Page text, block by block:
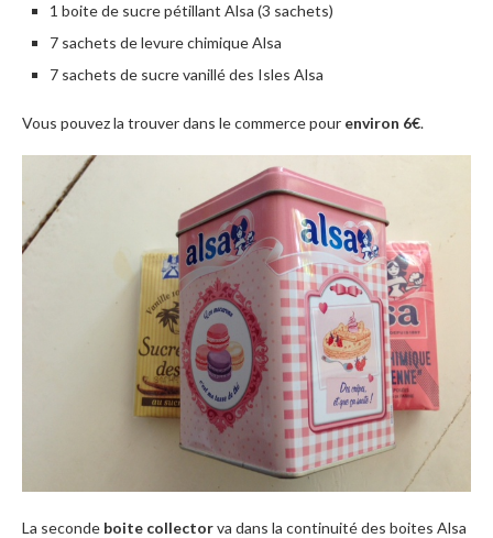
1 boite de sucre pétillant Alsa (3 sachets)
7 sachets de levure chimique Alsa
7 sachets de sucre vanillé des Isles Alsa
Vous pouvez la trouver dans le commerce pour environ 6€.
La seconde boite collectorva dans la continuité des boites Alsa